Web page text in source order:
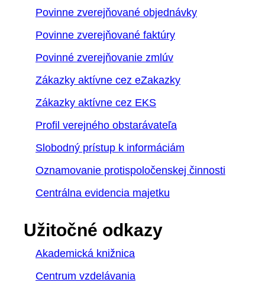
Povinne zverejňované objednávky
Povinne zverejňované faktúry
Povinné zverejňovanie zmlúv
Zákazky aktívne cez eZakazky
Zákazky aktívne cez EKS
Profil verejného obstarávateľa
Slobodný prístup k informáciám
Oznamovanie protispoločenskej činnosti
Centrálna evidencia majetku
Užitočné odkazy
Akademická knižnica
Centrum vzdelávania